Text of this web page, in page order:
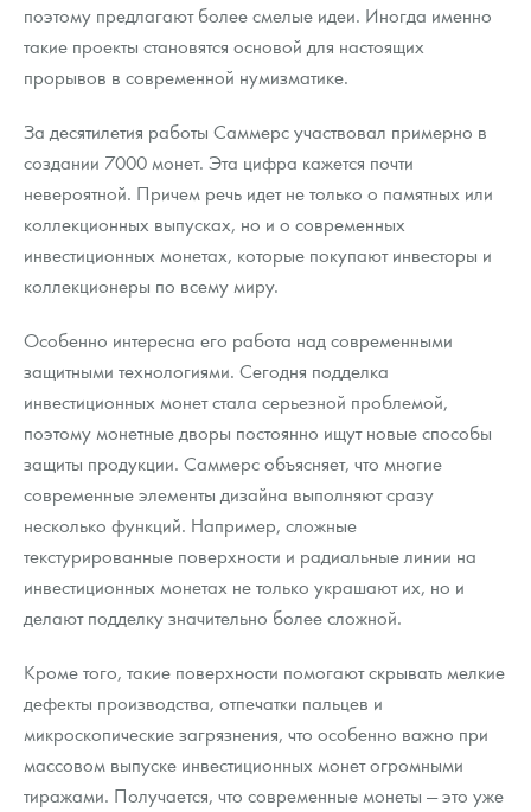
поэтому предлагают более смелые идеи. Иногда именно
такие проекты становятся основой для настоящих
прорывов в современной нумизматике.
За десятилетия работы Саммерс участвовал примерно в
создании 7000 монет. Эта цифра кажется почти
невероятной. Причем речь идет не только о памятных или
коллекционных выпусках, но и о современных
инвестиционных монетах, которые покупают инвесторы и
коллекционеры по всему миру.
Особенно интересна его работа над современными
защитными технологиями. Сегодня подделка
инвестиционных монет стала серьезной проблемой,
поэтому монетные дворы постоянно ищут новые способы
защиты продукции. Саммерс объясняет, что многие
современные элементы дизайна выполняют сразу
несколько функций. Например, сложные
текстурированные поверхности и радиальные линии на
инвестиционных монетах не только украшают их, но и
делают подделку значительно более сложной.
Кроме того, такие поверхности помогают скрывать мелкие
дефекты производства, отпечатки пальцев и
микроскопические загрязнения, что особенно важно при
массовом выпуске инвестиционных монет огромными
тиражами. Получается, что современные монеты — это уже